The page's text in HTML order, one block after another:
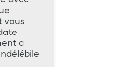
vous
a